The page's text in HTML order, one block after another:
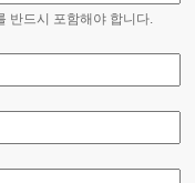
반드시 포함해야 합니다.